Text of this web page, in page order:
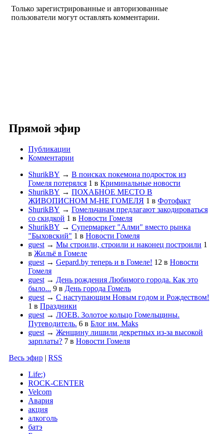
Только зарегистрированные и авторизованные
пользователи могут оставлять комментарии.
Прямой эфир
Публикации
Комментарии
ShurikBY → В поисках покемона подросток из
Гомеля потерялся 1 в Криминальные новости
ShurikBY → ПОХАБНОЕ МЕСТО В
ЖИВОПИСНОМ М-НЕ ГОМЕЛЯ 1 в Фотофакт
ShurikBY → Гомельчанам предлагают закодироваться
со скидкой 1 в Новости Гомеля
ShurikBY → Супермаркет "Алми" вместо рынка
"Быховский" 1 в Новости Гомеля
guest → Мы строили, строили и наконец построили 1
в Жильё в Гомеле
guest → Gepard.by теперь и в Гомеле! 12 в Новости
Гомеля
guest → День рождения Любимого города. Как это
было... 9 в День города Гомель
guest → С наступающим Новым годом и Рождеством!
1 в Праздники
guest → ЛОЕВ. Золотое кольцо Гомельщины.
Путеводитель. 6 в Блог им. Maks
guest → Женщину лишили декретных из-за высокой
зарплаты? 7 в Новости Гомеля
Весь эфир | RSS
Life:)
ROCK-CENTER
Velcom
Авария
акция
алкоголь
батэ